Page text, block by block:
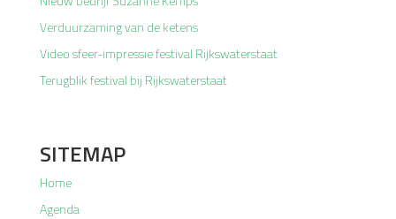
Verduurzaming van de ketens
Video sfeer-impressie festival Rijkswaterstaat
Terugblik festival bij Rijkswaterstaat
SITEMAP
Home
Agenda